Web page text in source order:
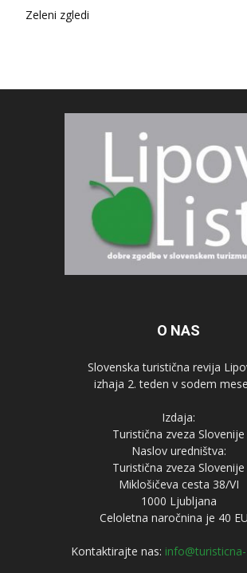
Zeleni zgledi
O NAS
Slovenska turistična revija
izhaja 2. teden v sodem
Izdaja:
Turistična zveza Slovenije
Naslov uredništva:
Turistična zveza Slovenije
Miklošičeva cesta 38/VI
1000 Ljubljana
Celoletna naročnina je 40
Kontaktirajte nas: